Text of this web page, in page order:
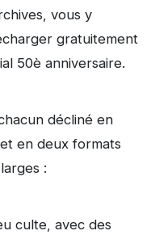
vous y
gratuitement
50è anniversaire.
décliné en
en deux formats
:
culte, avec des